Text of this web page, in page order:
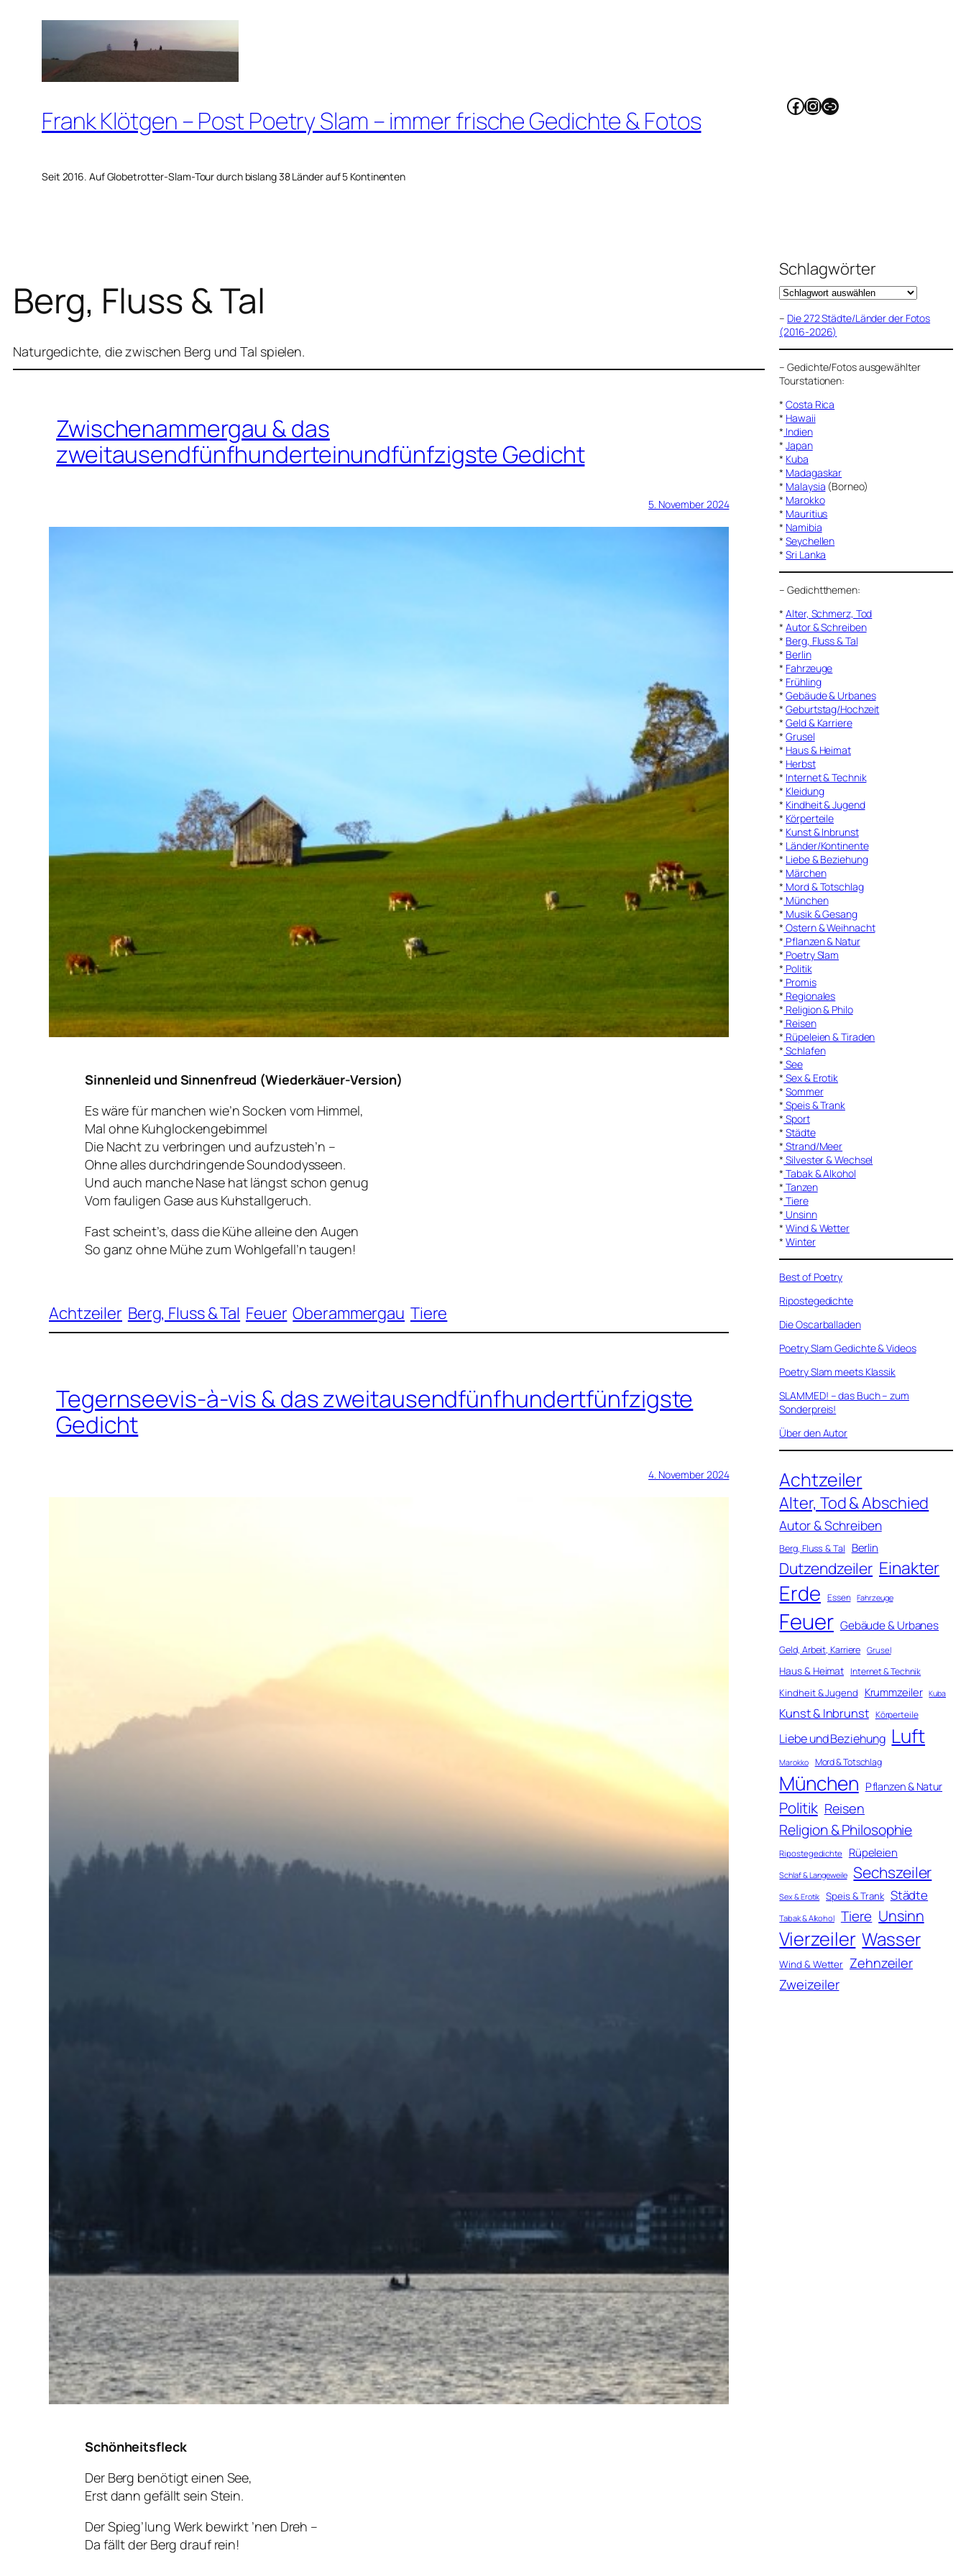
springen
Frank Klötgen – Post Poetry Slam – immer frische Gedichte & Fotos
Seit 2016. Auf Globetrotter-Slam-Tour durch bislang 38 Länder auf 5 Kontinenten
Facebook
Instagram
Link
Berg, Fluss & Tal
Naturgedichte, die zwischen Berg und Tal spielen.
Zwischenammergau & das
zweitausendfünfhunderteinundfünfzigste Gedicht
5. November 2024
Sinnenleid und Sinnenfreud (Wiederkäuer-Version)
Es wäre für manchen wie’n Socken vom Himmel,
Mal ohne Kuhglockengebimmel
Die Nacht zu verbringen und aufzusteh’n –
Ohne alles durchdringende Soundodysseen.
Und auch manche Nase hat längst schon genug
Vom fauligen Gase aus Kuhstallgeruch.
Fast scheint’s, dass die Kühe alleine den Augen
So ganz ohne Mühe zum Wohlgefall’n taugen!
Achtzeiler Berg, Fluss & Tal Feuer Oberammergau Tiere
Tegernseevis-à-vis & das zweitausendfünfhundertfünfzigste
Gedicht
4. November 2024
Schönheitsfleck
Der Berg benötigt einen See,
Erst dann gefällt sein Stein.
Der Spieg’lung Werk bewirkt ’nen Dreh –
Da fällt der Berg drauf rein!
Schlagwörter
– Die 272 Städte/Länder der Fotos
(2016-2026)
–Gedichte/Fotos ausgewählter
Tourstationen:
*Costa Rica
* Hawaii
* Indien
*Japan
* Kuba
* Madagaskar
* Malaysia (Borneo)
* Marokko
* Mauritius
* Namibia
*Seychellen
*Sri Lanka
–Gedichtthemen:
*Alter, Schmerz, Tod
*Autor & Schreiben
* Berg, Fluss & Tal
* Berlin
* Fahrzeuge
* Frühling
*Gebäude & Urbanes
*Geburtstag/Hochzeit
*Geld & Karriere
*Grusel
* Haus & Heimat
* Herbst
* Internet & Technik
* Kleidung
* Kindheit & Jugend
* Körperteile
* Kunst & Inbrunst
* Länder/Kontinente
* Liebe & Beziehung
* Märchen
* Mord & Totschlag
* München
* Musik & Gesang
* Ostern & Weihnacht
* Pflanzen & Natur
* Poetry Slam
* Politik
* Promis
* Regionales
* Religion & Philo
* Reisen
* Rüpeleien & Tiraden
* Schlafen
* See
* Sex & Erotik
*Sommer
* Speis & Trank
* Sport
*Städte
* Strand/Meer
* Silvester & Wechsel
* Tabak & Alkohol
* Tanzen
* Tiere
* Unsinn
*Wind & Wetter
*Winter
Best of Poetry
Ripostegedichte
Die Oscarballaden
Poetry Slam Gedichte & Videos
Poetry Slam meets Klassik
SLAMMED! – das Buch – zum
Sonderpreis!
Über den Autor
Achtzeiler
Alter, Tod & Abschied
Autor & Schreiben
Berg, Fluss & Tal Berlin
Dutzendzeiler Einakter
Erde Essen Fahrzeuge
Feuer Gebäude & Urbanes
Geld, Arbeit, Karriere Grusel
Haus & Heimat Internet & Technik
Kindheit & Jugend Krummzeiler Kuba
Kunst & Inbrunst Körperteile
Liebe und Beziehung Luft
Marokko Mord & Totschlag
München Pflanzen & Natur
Politik Reisen
Religion & Philosophie
Ripostegedichte Rüpeleien
Schlaf & Langeweile Sechszeiler
Sex & Erotik Speis & Trank Städte
Tabak & Alkohol Tiere Unsinn
Vierzeiler Wasser
Wind & Wetter Zehnzeiler
Zweizeiler